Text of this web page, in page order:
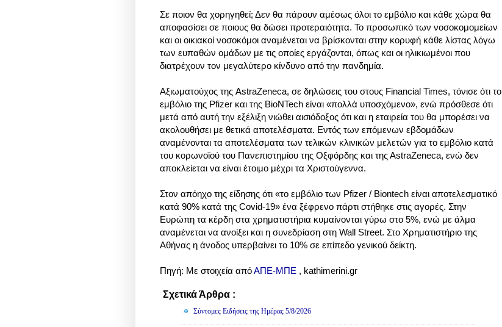
Σε ποιον θα χορηγηθεί; Δεν θα πάρουν αμέσως όλοι το εμβόλιο και κάθε χώρα θα
αποφασίσει σε ποιους θα δώσει προτεραιότητα. Το προσωπικό των νοσοκομομείων
και οι οικιακοί νοσοκόμοι αναμένεται να βρίσκονται στην κορυφή κάθε λίστας λόγω
των ευπαθών ομάδων με τις οποίες εργάζονται, όπως και οι ηλικιωμένοι που
διατρέχουν τον μεγαλύτερο κίνδυνο από την πανδημία.
Αξιωματούχος της AstraZeneca, σε δηλώσεις του στους Financial Times, τόνισε ότι το
εμβόλιο της Pfizer και της BioNTech είναι «πολλά υποσχόμενο», ενώ πρόσθεσε ότι
μετά από αυτή την εξέλιξη νιώθει αισιόδοξος ότι και η εταιρεία του θα μπορέσει να
ακολουθήσει με θετικά αποτελέσματα. Εντός των επόμενων εβδομάδων
αναμένονται τα αποτελέσματα των τελικών κλινικών μελετών για το εμβόλιο κατά
του κορωνοϊού του Πανεπιστημίου της Οξφόρδης και της ΑstraZeneca, ενώ δεν
αποκλείεται να είναι έτοιμο μέχρι τα Χριστούγεννα.
Στον απόηχο της είδησης ότι «το εμβόλιο των Pfizer / Biontech είναι αποτελεσματικό
κατά 90% κατά της Covid-19» ένα ξέφρενο πάρτι στήθηκε στις αγορές. Στην
Ευρώπη τα κέρδη στα χρηματιστήρια κυμαίνονται γύρω στο 5%, ενώ με άλμα
αναμένεται να ανοίξει και η συνεδρίαση στη Wall Street. Στο Χρηματιστήριο της
Αθήνας η άνοδος υπερβαίνει το 10% σε επίπεδο γενικού δείκτη.
Πηγή: Με στοιχεία απόΑΠΕ-ΜΠΕ , kathimerini.gr
Σχετικά Άρθρα :
Σύντομες Ειδήσεις της Ημέρας 5/8/2026